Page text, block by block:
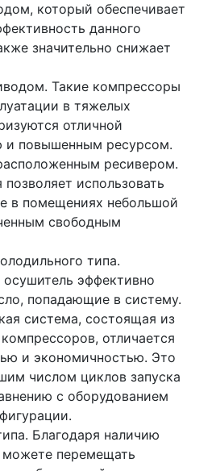
который обеспечивает
данного
значительно снижает
Такие компрессоры
в тяжелых
отличной
и повышенным ресурсом.
ресивером.
использовать
в помещениях небольшой
свободным
типа.
эффективно
попадающие в систему.
система, состоящая из
отличается
и экономичностью. Это
числом циклов запуска
с оборудованием
Благодаря наличию
перемещать